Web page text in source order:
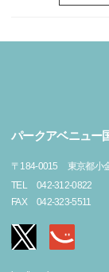
パークアベニュー
〒 184-0015
東京都小
TEL
042-312-0822
FAX
042-323-5511